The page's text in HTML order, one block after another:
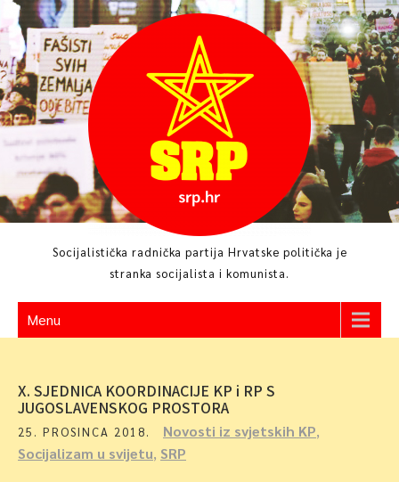
Skip
to
content
Socijalistička radnička partija Hrvatske politička je
stranka socijalista i komunista.
Menu
X. SJEDNICA KOORDINACIJE KP i RP S
JUGOSLAVENSKOG PROSTORA
25. PROSINCA 2018. Novosti iz svjetskih KP,
Socijalizam u svijetu, SRP